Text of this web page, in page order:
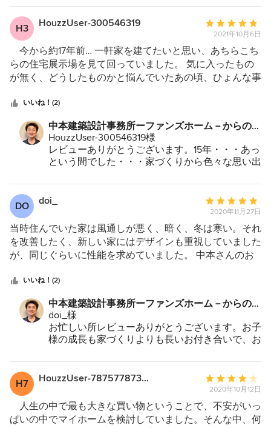
よく進めることができました。 見積りから完了まで、非
常に丁寧にご連絡をいただき、安心してお願いでき、工期
を終了できました。 リフォームだけでしたが、リフォー
ム会社ではなく、中本さんにお願いして本当によかったで
す。ありがとうございました。
様に様々なご協力を頂きスムーズに工事がすすめ
れたことは本当にありがたいことでした。何か不
具合などございましたら、お気軽にご相談いただ
ければ幸いです。宜しくお願い致します。
H3 HouzzUser-300546319
平
均
評
価：
星
5
2021年10月6日
今から約17年前… 一軒家を建てたいと思い、あちらこち
らの住宅展示場を見て回っていました。 気に入ったもの
が無く、どうしたものかと悩んでいたあの頃、ひょんな事
らったのが約15年前になります。 その頃の私は〝注文建
築”なんて恐れ多い存在でした。 しかし、中本先生と何度
も打ち合わせを繰り返しプロの意見を取り入れつつ私の譲
れない部分も取り入れてもらい完成したのがこの家です。
思っていた以上の仕上がりとなり、予算も納得の範囲内で
ました。 が、15年という月日は残酷なものです。 雨風台
風…春夏秋冬… とても気に入っていたバルコニーの傷みが
激しくなってきました。 私の拘った天然の木材は朽ちて
きました。 いよいよダメだと思い中本先生に連絡を入れ
てみました。 色々話し合い、天然の木材はやはり手入れ
が大変だと説得され人工物を使用してみる事にしました。
以前と外観がほとんど変わりがないのに、手入れが簡単…
す。 今回も色々な意見を提案してくださり、私の思いも
取り入れて下さり本当に嬉しい仕上がりになりました。
やっぱりこの家が大好きです。 ありがとうございまし
た。(o^^o)
いいね！(2)
中本建築設計事務所ーファンズホーム－からのコ
メント：
HouzzUser-300546319様
レビューありがとうございます。15年・・・あっ
という間でした・・・家づくりから色々な思い出
幼稚園から。。。お子様の成長も長いお付き合い
で、オートバイ、自転車と色々なお話をさせて頂
これからもご家族とのお付き合い、点検など宜し
くお願い致します。
＞やっぱりこの家が大好きです。。。「ありがと
うございます。」
https://www.houzz.jp/hznb/projects/pj-
vj~2983670
DO doi_
平
均
評
価：
5
星
2020年11月27日
当時住んでいた家は風通しが悪く、暗く、冬は寒い。それ
を改善したく、新しい家にはデザインも重視していました
が、同じぐらいに性能を求めていました。 中本さんのお
の熱意を強く感じ、正に私達が望んでいる希望の家を建て
てもらえると確信しました。 実際にその性能の良さは数
値で確認することができたので、一気に不安が解消され、
安心してお任せすることができました。 家の性能は建て
てしまうと簡単には変えられません。それをはじめにしっ
っています。 住んでみてその良さははっきり体感できま
した。 家全体でエアコン一台で想像以上に快適に過ごせ
ています。エアコンを使う日数も以前よりぐっと減りまし
た。 また、建てて終わりではなく、定期点検もしてもら
え、少しのことでも気軽に相談できる関係が続いているこ
いいね！(2)
中本建築設計事務所ーファンズホーム－からのコ
メント：
doi_様
お忙しい所レビューありがとうございます。お子
様の成長も家づくりよりも長いお付き合いで、お
ます。インテリアや照明など細かいところまでセ
ンスが良く、見学会にもよく使わせてもらい本当
これからもご家族とのお付き合い、点検など宜し
くお願い致します。
プロジェクトはこちらです。
H7 HouzzUser-78757787318
平
均
評
価：
2020年10月12日
人生の中で最も大きな買い物ということで、不安がいっ
ぱいの中でマイホームを検討していました。そんな中、何